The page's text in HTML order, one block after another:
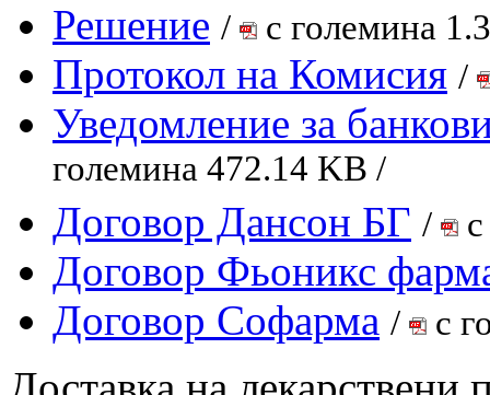
Решение / с големина
Протокол на Комисия /
Уведомление за
големина 472.14 KB /
Договор Дансон БГ /
Договор Фьоникс
Договор Софарма / с